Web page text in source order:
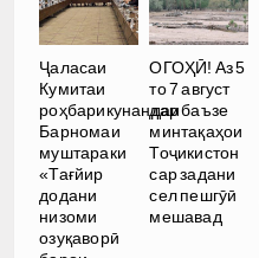
Ҷаласаи
Кумитаи
роҳбарикунандаи
Барномаи
муштараки
«Тағйир
додани
низоми
озуқаворӣ
ОГОҲӢ! Аз 5
то 7 август
дар баъзе
минтақаҳои
Тоҷикистон
сар задани
сел пешгӯӣ
мешавад